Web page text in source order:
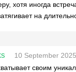
хотя иногда
на
10 September
своим